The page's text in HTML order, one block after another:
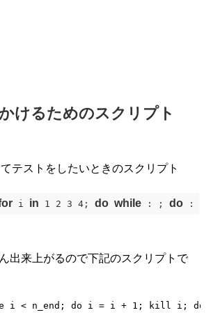
けるためのスクリプト
テストをしたいときのスクリプト
i in 1 2 3 4; do while : ; do : ;
出来上がるので下記のスクリプトで
i < n_end; do i = i + 1; kill i;